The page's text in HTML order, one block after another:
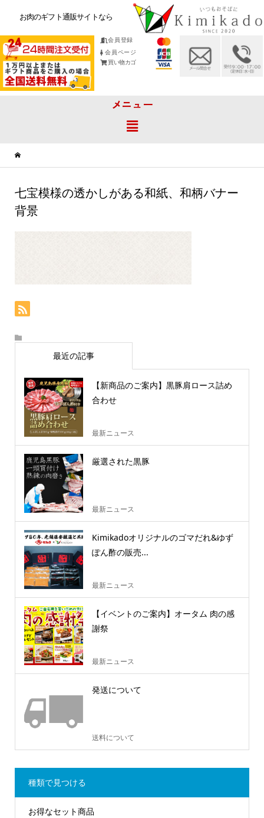
お肉のギフト通販サイトなら
会員登録
会員ページ
買い物カゴ
メニュー
七宝模様の透かしがある和紙、和柄バナー
背景
最近の記事
【新商品のご案内】黒豚肩ロース詰め
合わせ
最新ニュース
厳選された黒豚
最新ニュース
Kimikadoオリジナルのゴマだれ&ゆず
ぽん酢の販売...
最新ニュース
【イベントのご案内】オータム 肉の感
謝祭
最新ニュース
発送について
送料について
種類で見つける
お得なセット商品